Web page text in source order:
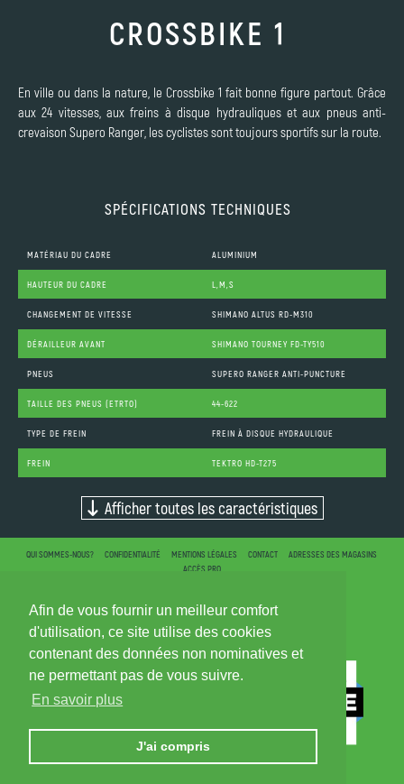
Afin de vous fournir un meilleur comfort
d'utilisation, ce site utilise des cookies
contenant des données non nominatives et
ne permettant pas de vous suivre.
En savoir plus
J'ai compris
CROSSBIKE 1
En ville ou dans la nature, le Crossbike 1 fait bonne figure partout. Grâce
aux 24 vitesses, aux freins à disque hydrauliques et aux pneus anti-
crevaison Supero Ranger, les cyclistes sont toujours sportifs sur la route.
SPÉCIFICATIONS TECHNIQUES
MATÉRIAU DU CADRE ALUMINIUM
HAUTEUR DU CADRE L,M,S
CHANGEMENT DE VITESSE SHIMANO ALTUS RD-M310
DÉRAILLEUR AVANT SHIMANO TOURNEY FD-TY510
PNEUS SUPERO RANGER ANTI-PUNCTURE
TAILLE DES PNEUS (ETRTO) 44-622
TYPE DE FREIN FREIN À DISQUE HYDRAULIQUE
FREIN TEKTRO HD-T275
Afficher toutes les caractéristiques
QUI SOMMES-NOUS? CONFIDENTIALITÉ MENTIONS LÉGALES CONTACT
ADRESSES DES MAGASINS
ACCÈS PRO